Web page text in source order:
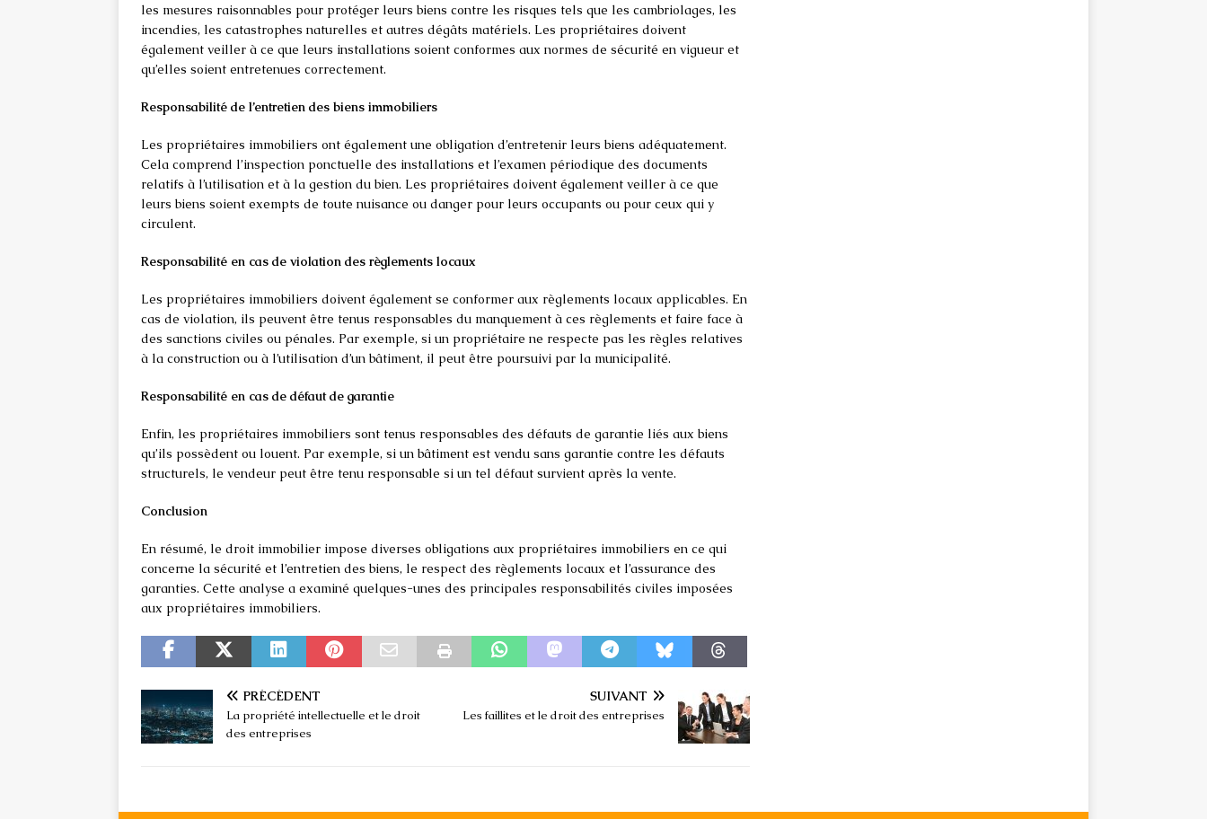
les mesures raisonnables pour protéger leurs biens contre les risques tels que les cambriolages, les
incendies, les catastrophes naturelles et autres dégâts matériels. Les propriétaires doivent
également veiller à ce que leurs installations soient conformes aux normes de sécurité en vigueur et
qu’elles soient entretenues correctement.
Responsabilité de l’entretien des biens immobiliers
Les propriétaires immobiliers ont également une obligation d’entretenir leurs biens adéquatement.
Cela comprend l’inspection ponctuelle des installations et l’examen périodique des documents
relatifs à l’utilisation et à la gestion du bien. Les propriétaires doivent également veiller à ce que
leurs biens soient exempts de toute nuisance ou danger pour leurs occupants ou pour ceux qui y
circulent.
Responsabilité en cas de violation des règlements locaux
Les propriétaires immobiliers doivent également se conformer aux règlements locaux applicables. En
cas de violation, ils peuvent être tenus responsables du manquement à ces règlements et faire face à
des sanctions civiles ou pénales. Par exemple, si un propriétaire ne respecte pas les règles relatives
à la construction ou à l’utilisation d’un bâtiment, il peut être poursuivi par la municipalité.
Responsabilité en cas de défaut de garantie
Enfin, les propriétaires immobiliers sont tenus responsables des défauts de garantie liés aux biens
qu’ils possèdent ou louent. Par exemple, si un bâtiment est vendu sans garantie contre les défauts
structurels, le vendeur peut être tenu responsable si un tel défaut survient après la vente.
Conclusion
En résumé, le droit immobilier impose diverses obligations aux propriétaires immobiliers en ce qui
concerne la sécurité et l’entretien des biens, le respect des règlements locaux et l’assurance des
garanties. Cette analyse a examiné quelques-unes des principales responsabilités civiles imposées
aux propriétaires immobiliers.
PRÉCÉDENT
La propriété intellectuelle et le droit
des entreprises
SUIVANT
Les faillites et le droit des entreprises